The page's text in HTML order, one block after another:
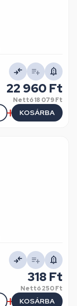
22 960 Ft
Nettó18 079 Ft
KOSÁRBA
318 Ft
Nettó250 Ft
KOSÁRBA